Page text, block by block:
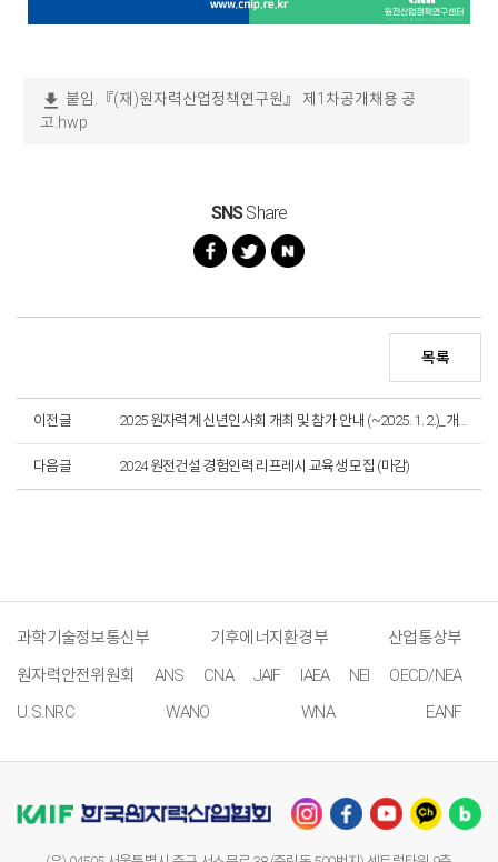
download 붙임.『(재)원자력산업정책연구원』 제1차공개채용 공
고.hwp
SNSShare
목록
이전글
다음글 2024 원전건설 경험인력 리프레시 교육생 모집 (마감)
과학기술정보통신부 기후에너지환경부
산업통상부
원자력안전위원회
ANS CNA JAIF IAEA NEI
OECD/NEA
U.S.NRC
WANO WNA EANF